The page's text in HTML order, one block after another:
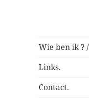
Wie ben ik ?
Links.
Contact.